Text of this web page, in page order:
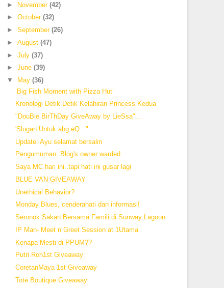
► November (42)
► October (32)
► September (26)
► August (47)
► July (37)
► June (39)
▼
May (36)
‘Big Fish Moment with Pizza Hut’
Kronologi Detik-Detik Kelahiran Princess Kedua
"DouBle BirThDay GiveAway by LieSsa"...
'Slogan Untuk abg eQ..."
Update: Ayu selamat bersalin
Pengumuman: Blog's owner warded
Saya MC hari ini..tapi hati ini gusar lagi
BLUE VAN GIVEAWAY
Unethical Behavior?
Monday Blues, cenderahati dan informasi!
Seronok Sakan Bersama Famili di Sunway Lagoon
IP Man- Meet n Greet Session at 1Utama
Kenapa Mesti di PPUM??
Putri Roh1st Giveaway
CoretanMaya 1st Giveaway
Tote Boutique Giveaway